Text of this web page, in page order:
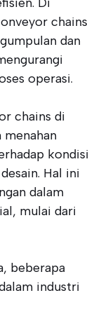
chains
dan
operasi.
chains di
kondisi
Hal ini
dalam
mulai dari
beberapa
industri